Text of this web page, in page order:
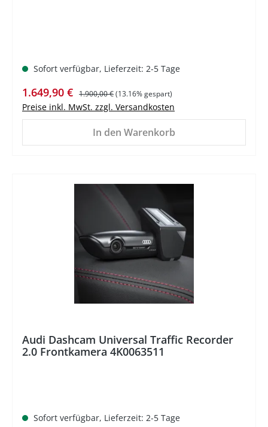
Sofort verfügbar, Lieferzeit: 2-5 Tage
Verkaufspreis:
1.649,90 € Regulärer Preis:
1.900,00 €(13.16% gespart)
Preise inkl. MwSt. zzgl. Versandkosten
In den Warenkorb
Audi Dashcam Universal Traffic Recorder
2.0 Frontkamera 4K0063511
Sofort verfügbar, Lieferzeit: 2-5 Tage